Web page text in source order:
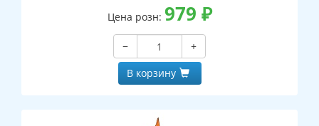
Цена розн: 979 ₽
−
+
В корзину